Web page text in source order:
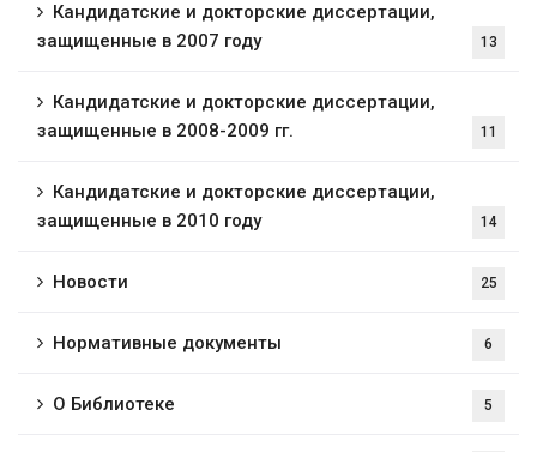
Кандидатские и докторские диссертации,
защищенные в 2007 году
13
Кандидатские и докторские диссертации,
защищенные в 2008-2009 гг.
11
Кандидатские и докторские диссертации,
защищенные в 2010 году
14
Новости 25
Нормативные документы 6
О Библиотеке 5